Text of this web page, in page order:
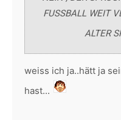
FUSSBALL WEIT
ALTER
weiss ich ja..hätt ja
hast...